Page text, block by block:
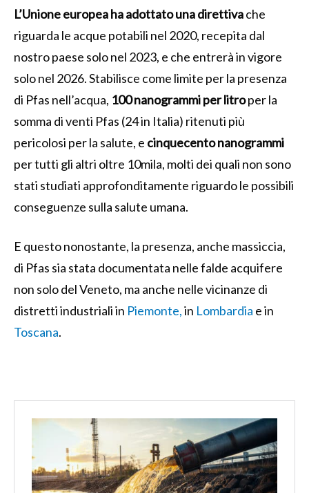
L’Unione europea ha adottato una direttivache
riguarda le acque potabili nel 2020, recepita dal
nostro paese solo nel 2023, e che entrerà in vigore
solo nel 2026. Stabilisce come limite per la presenza
di Pfas nell’acqua, 100 nanogrammi per litroper la
somma di venti Pfas (24 in Italia) ritenuti più
pericolosi per la salute, e cinquecento nanogrammi
per tutti gli altri oltre 10mila, molti dei quali non sono
stati studiati approfonditamente riguardo le possibili
conseguenze sulla salute umana.
E questo nonostante, la presenza, anche massiccia,
di Pfas sia stata documentata nelle falde acquifere
non solo del Veneto, ma anche nelle vicinanze di
distretti industriali in Piemonte,in Lombardia e in
Toscana.